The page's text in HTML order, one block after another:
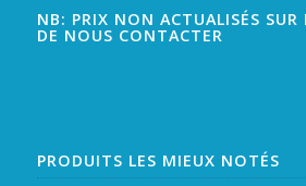
NB: PRIX NON ACTUALISÉS SUR
DE NOUS CONTACTER
PRODUITS LES MIEUX NOTÉS